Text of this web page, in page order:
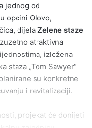
jednog od
općini Olovo,
dijela Zelene staze
atraktivna
izložena
staza „Tom Sawyer“
su konkretne
i revitalizaciji.
projekat će donijeti